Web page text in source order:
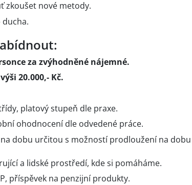
zkoušet nové metody.
za zvýhodněné nájemné.
20.000,- Kč.
platový stupeň dle praxe.
ohodnocení dle odvedené práce.
dobu určitou s možností prodloužení na dobu
a lidské prostředí, kde si pomáháme.
příspěvek na penzijní produkty.